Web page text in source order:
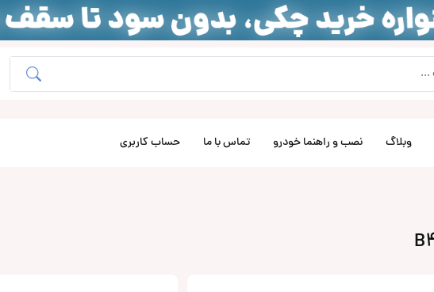
وبلاگ نصب و راهنما خودرو تماس با ما حساب کاربری